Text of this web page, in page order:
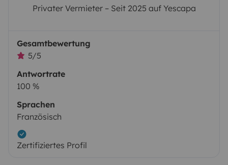
Privater Vermieter – Seit 2025 auf Yescapa
Gesamtbewertung
5/5
Antwortrate
100 %
Sprachen
Französisch
Zertifiziertes Profil